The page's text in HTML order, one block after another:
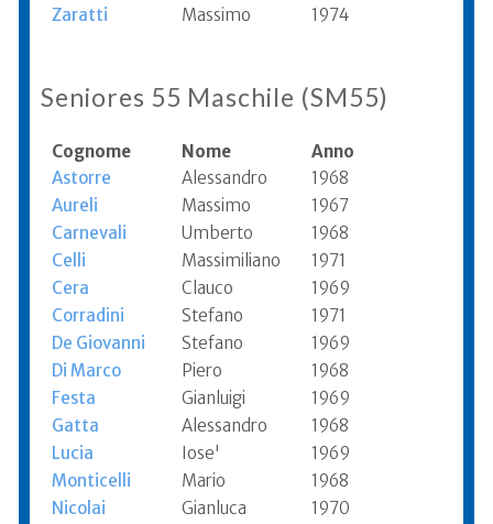
Zaratti
Massimo 1974
Seniores 55 Maschile (SM55)
Cognome Nome
Anno
Astorre
Alessandro
1968
Aureli
Massimo
1967
Carnevali
Umberto
1968
Celli
Massimiliano
1971
Cera
Clauco
1969
Corradini
Stefano
1971
De Giovanni
Stefano
1969
Di Marco
Piero
1968
Festa
Gianluigi
1969
Gatta
Alessandro
1968
Lucia
Iose'
1969
Monticelli
Mario
1968
Nicolai
Gianluca
1970